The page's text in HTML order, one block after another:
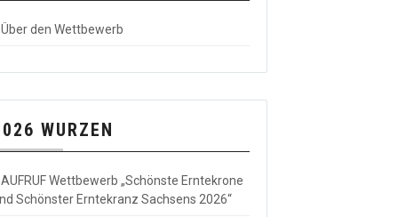
Über den Wettbewerb
WURZEN
AUFRUF Wettbewerb „Schönste Erntekrone
Schönster Erntekranz Sachsens 2026“